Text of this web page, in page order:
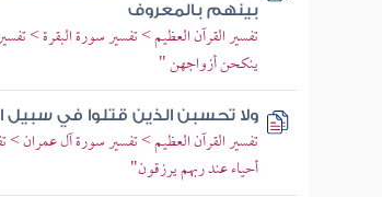
بينهم بالمعروف
تفسير القرآن العظيم > تفسير سورة البقرة >
ينكحن أزواجهن "
ولا تحسبن الذين قتلوا في سبيل
تفسير القرآن العظيم > تفسير سورة آل عمران >
أحياء عند ربهم يرزقون"